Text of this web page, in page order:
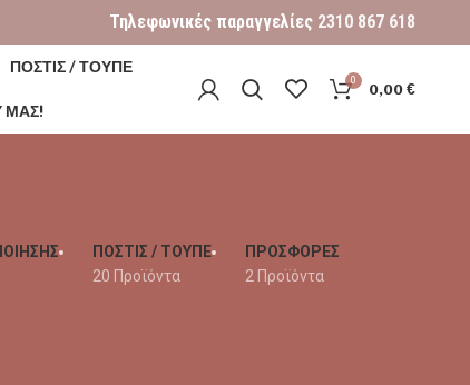
Τηλεφωνικές παραγγελίες 2310 867 618
ΠΟΣΤΙΣ / ΤΟΥΠΕ
ΜΑΣ!
0 0,00€
ΠΟΣΤΙΣ / ΤΟΥΠΕ
20 Προϊόντα
ΠΡΟΣΦΟΡΕΣ
2 Προϊόντα